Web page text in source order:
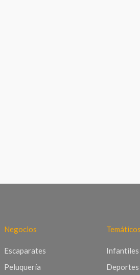
Negocios
Escaparates
Peluquería
Temáticos
Infantiles
Deportes